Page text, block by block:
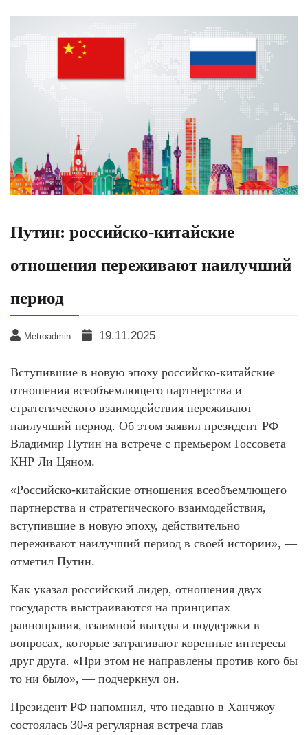
Путин: российско-китайские
отношения переживают наилучший
период
Metroadmin 19.11.2025
Вступившие в новую эпоху российско-китайские
отношения всеобъемлющего партнерства и
стратегического взаимодействия переживают
наилучший период. Об этом заявил президент РФ
Владимир Путин на встрече с премьером Госсовета
КНР Ли Цяном.
«Российско-китайские отношения всеобъемлющего
партнерства и стратегического взаимодействия,
вступившие в новую эпоху, действительно
переживают наилучший период в своей истории», —
отметил Путин.
Как указал российский лидер, отношения двух
государств выстраиваются на принципах
равноправия, взаимной выгоды и поддержки в
вопросах, которые затрагивают коренные интересы
друг друга. «При этом не направлены против кого бы
то ни было», — подчеркнул он.
Президент РФ напомнил, что недавно в Ханчжоу
состоялась 30-я регулярная встреча глав